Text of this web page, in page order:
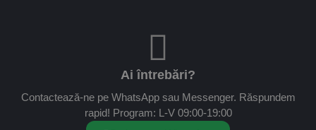
Ai întrebări?
Contactează-ne pe WhatsApp sau Messenger. Răspundem
rapid! Program: L-V 09:00-19:00